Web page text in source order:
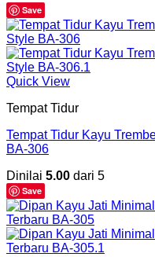
Save
Quick View
Tempat Tidur
Tempat Tidur Kayu
BA-306
Dinilai 5.00 dari 5
Save